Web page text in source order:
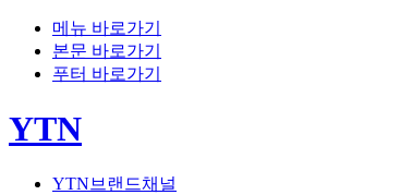
메뉴 바로가기
본문 바로가기
푸터 바로가기
YTN
YTN브랜드채널